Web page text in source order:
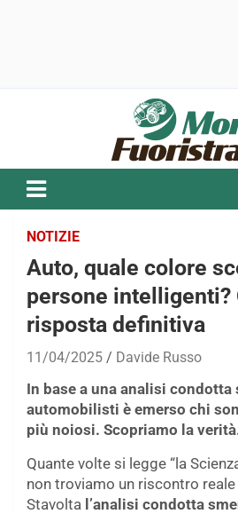
NOTIZIE
Auto, quale colore
persone intelligenti?
risposta definitiva
11/04/2025 Davide Russo
In base a una analisi
automobilisti è emerso chi
più noiosi. Scopriamo la
Quante volte si legge “la
non troviamo un riscontro
Stavolta l’analisi condotta